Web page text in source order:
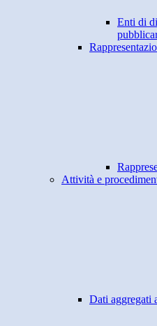
Enti di
Attività e
Dati aggregati